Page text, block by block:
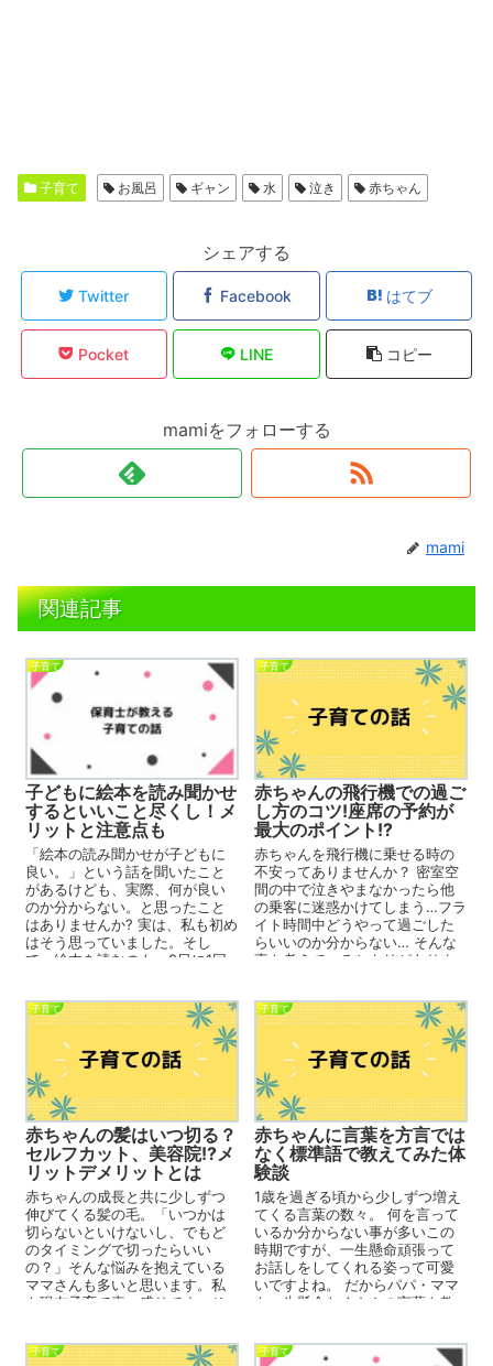
子育て お風呂 ギャン 水 泣き 赤ちゃん
シェアする
Twitter Facebook はてブ
Pocket LINE コピー
mamiをフォローする
mami
関連記事
子育て
子どもに絵本を読み聞かせ
するといいこと尽くし！メ
リットと注意点も
「絵本の読み聞かせが子どもに
良い。」という話を聞いたこと
があるけども、実際、何が良い
のか分からない。と思ったこと
はありませんか? 実は、私も初め
はそう思っていました。そし
て、絵本を読むのも、2日に1回
子育て
赤ちゃんの飛行機での過ご
し方のコツ!座席の予約が
最大のポイント!?
赤ちゃんを飛行機に乗せる時の
不安ってありませんか？ 密室空
間の中で泣きやまなかったら他
の乗客に迷惑かけてしまう…フラ
イト時間中どうやって過ごした
らいいのか分からない… そんな
事を考えているとキリがありま
子育て
赤ちゃんの髪はいつ切る？
セルフカット、美容院!?メ
リットデメリットとは
赤ちゃんの成長と共に少しずつ
伸びてくる髪の毛。「いつかは
切らないといけないし、でもど
のタイミングで切ったらいい
の？」そんな悩みを抱えている
ママさんも多いと思います。私
も現在子育て真っ盛りです。そ
子育て
赤ちゃんに言葉を方言では
なく標準語で教えてみた体
験談
1歳を過ぎる頃から少しずつ増え
てくる言葉の数々。 何を言って
いるか分からない事が多いこの
時期ですが、一生懸命頑張って
お話しをしてくれる姿って可愛
いですよね。 だからパパ・ママ
も一生懸命たくさんの言葉を教
子育て 子育て